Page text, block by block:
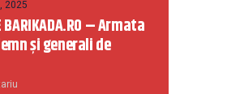
2025
BARIKADA.RO – Armata
și generali de